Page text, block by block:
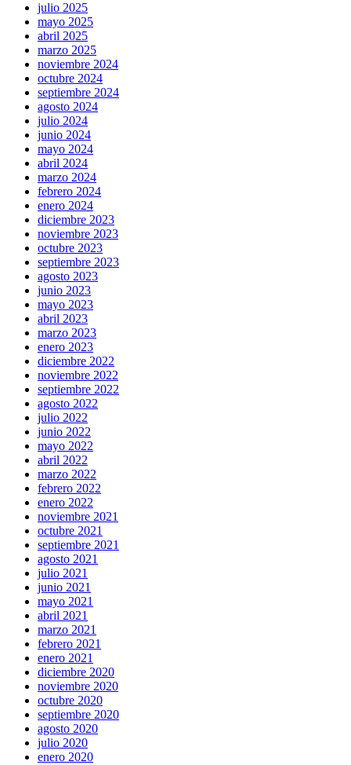
julio 2025
mayo 2025
abril 2025
marzo 2025
noviembre 2024
octubre 2024
septiembre 2024
agosto 2024
julio 2024
junio 2024
mayo 2024
abril 2024
marzo 2024
febrero 2024
enero 2024
diciembre 2023
noviembre 2023
octubre 2023
septiembre 2023
agosto 2023
junio 2023
mayo 2023
abril 2023
marzo 2023
enero 2023
diciembre 2022
noviembre 2022
septiembre 2022
agosto 2022
julio 2022
junio 2022
mayo 2022
abril 2022
marzo 2022
febrero 2022
enero 2022
noviembre 2021
octubre 2021
septiembre 2021
agosto 2021
julio 2021
junio 2021
mayo 2021
abril 2021
marzo 2021
febrero 2021
enero 2021
diciembre 2020
noviembre 2020
octubre 2020
septiembre 2020
agosto 2020
julio 2020
enero 2020